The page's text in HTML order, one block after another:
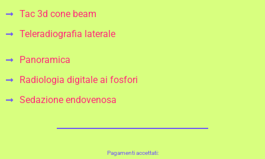
Tac 3d cone beam
Teleradiografia laterale
Panoramica
Radiologia digitale ai fosfori
Sedazione endovenosa
Pagamenti accettati: